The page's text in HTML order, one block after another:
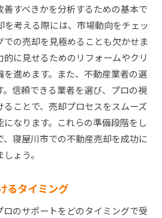
善すべきかを分析するための基本で
を考える際には、市場動向をチェッ
での売却を見極めることも欠かせま
に見せるためのリフォームやクリ
を進めます。また、不動産業者の選
信頼できる業者を選び、プロの視
ことで、売却プロセスをスムーズ
なります。これらの準備段階をし
、寝屋川市での不動産売却を成功に
ょう。
るタイミング
のサポートをどのタイミングで受